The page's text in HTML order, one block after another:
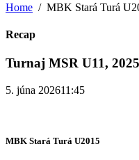
Home MBK Stará Turá
Recap
Turnaj MSR U11,
5. júna 202611:45
MBK Stará Turá U2015